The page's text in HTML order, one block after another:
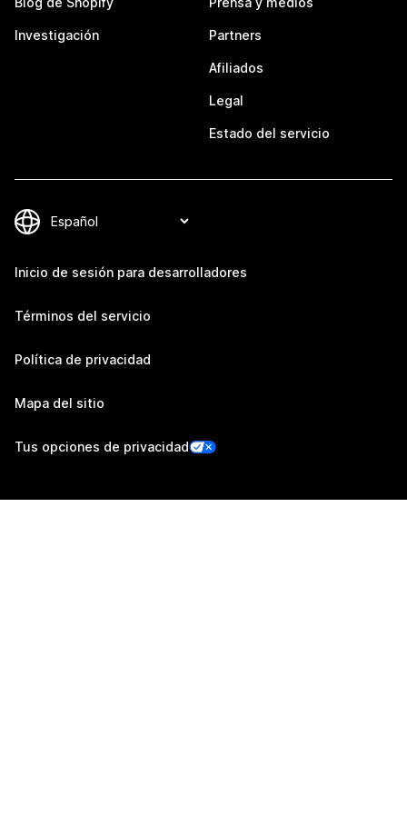
Investigación Partners
Afiliados
Legal
Estado del servicio
Inicio de sesión para desarrolladores
Términos del servicio
Política de privacidad
Mapa del sitio
Tus opciones de privacidad